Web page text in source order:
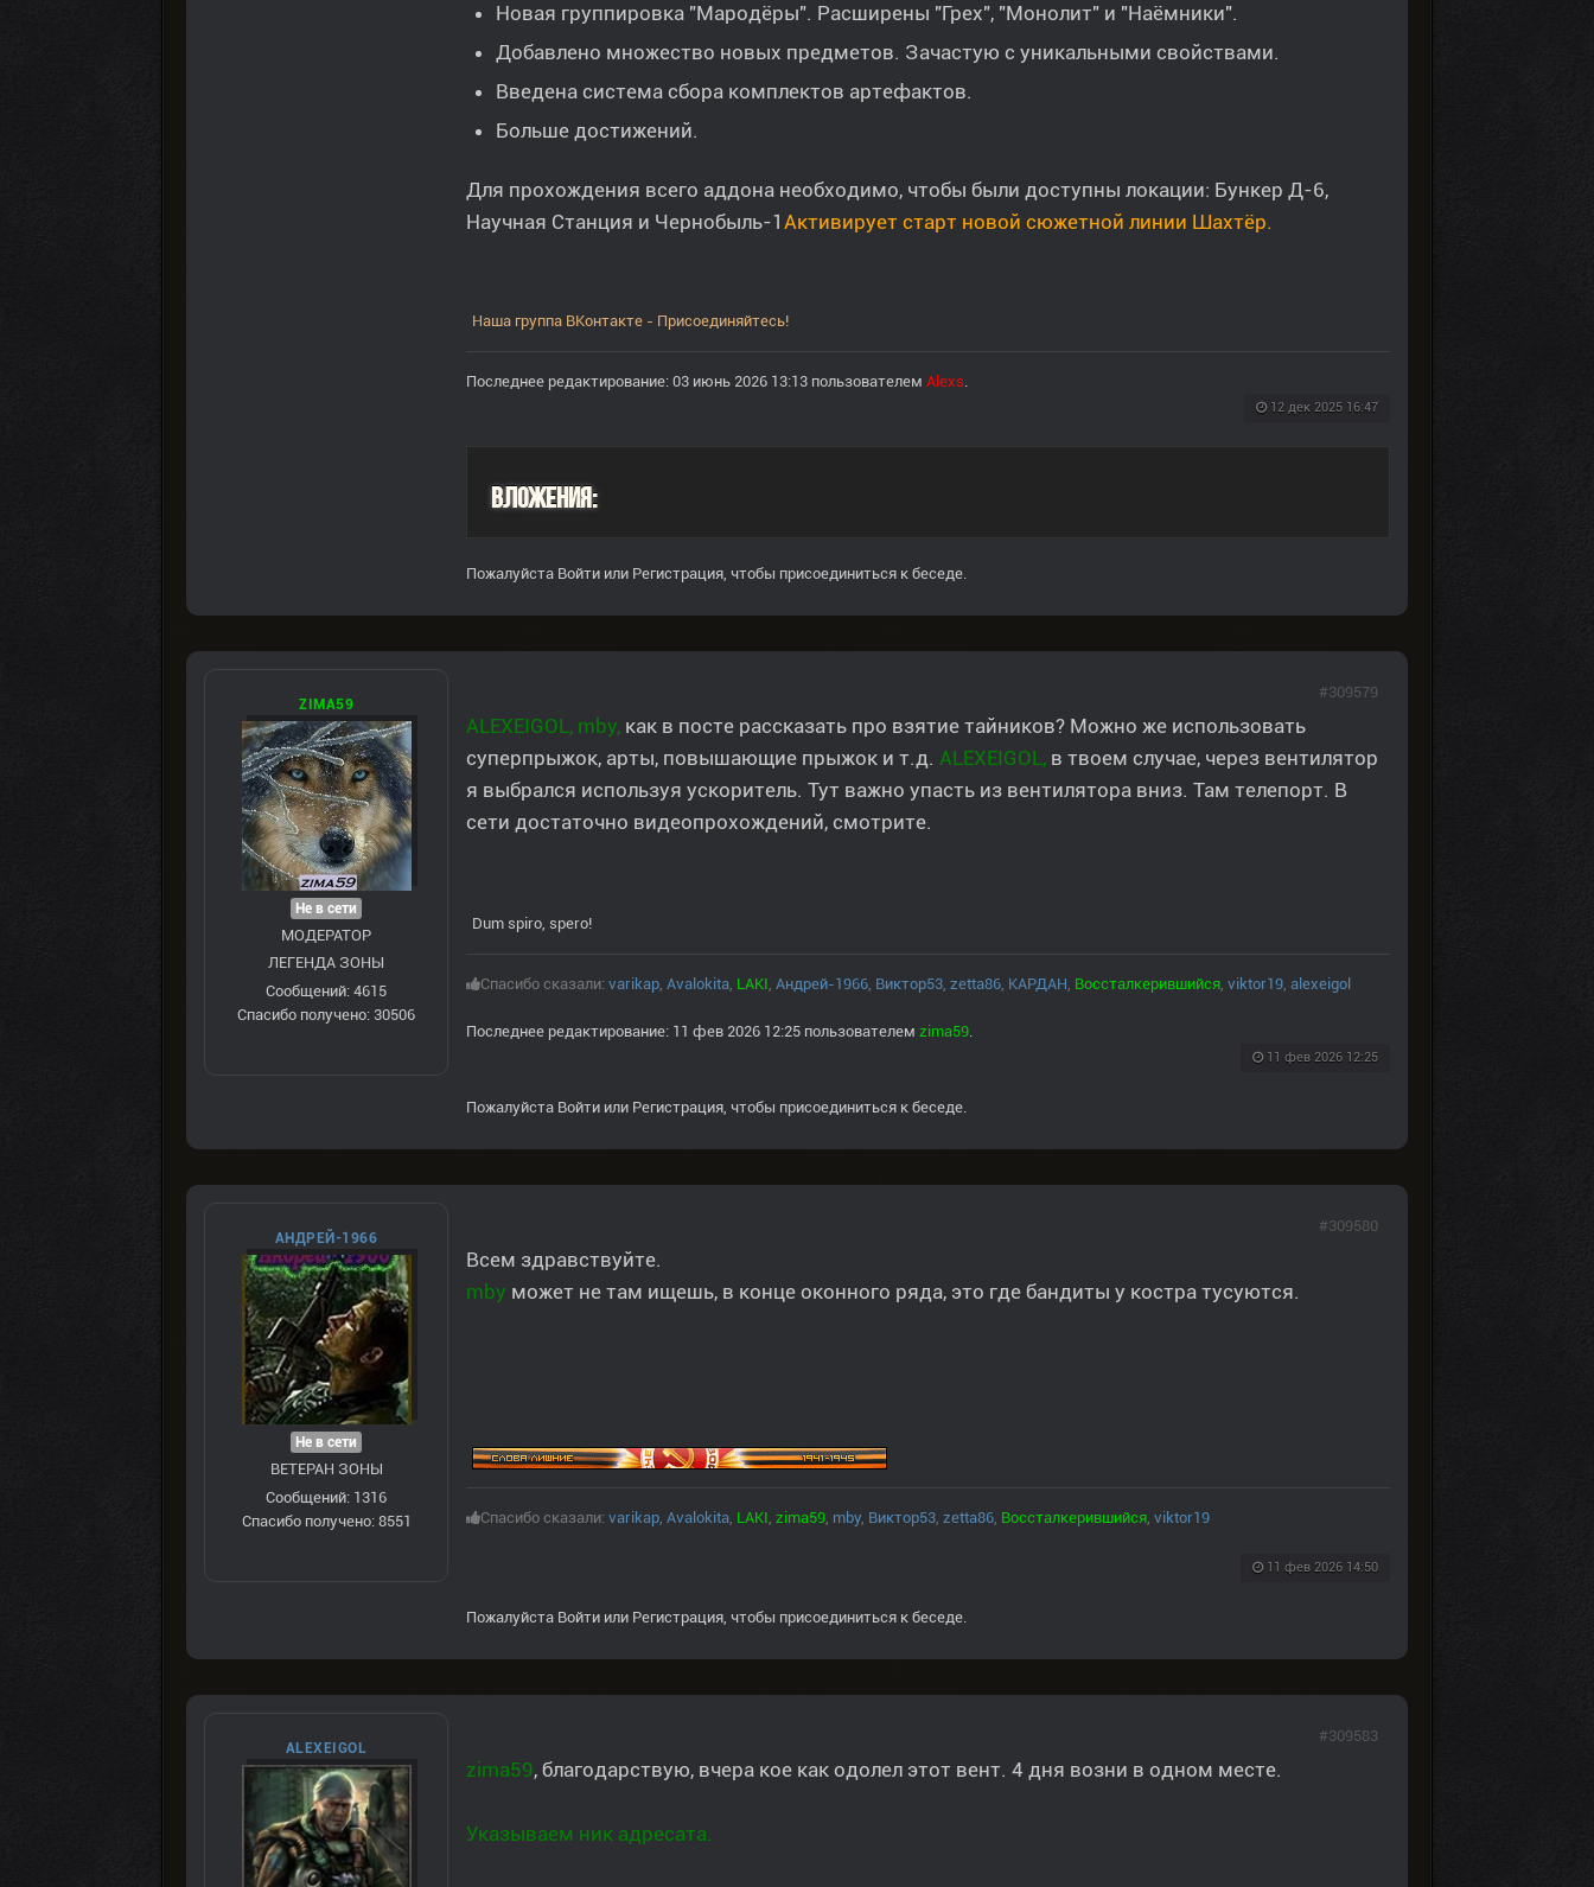
Новая группировка "Мародёры". Расширены "Грех", "Монолит" и "Наёмники".
Добавлено множество новых предметов. Зачастую с уникальными свойствами.
Введена система сбора комплектов артефактов.
Больше достижений.
Для прохождения всего аддона необходимо, чтобы были доступны локации: Бункер Д-6,
Научная Станция и Чернобыль-1 Активирует старт новой сюжетной линии Шахтёр.
Наша группа ВКонтакте - Присоединяйтесь!
Последнее редактирование: 03 июнь 2026 13:13 пользователем Alexs.
12 дек 2025 16:47
Вложения:
Пожалуйста Войти или Регистрация, чтобы присоединиться к беседе.
ZIMA59
Не в сети
МОДЕРАТОР
ЛЕГЕНДА ЗОНЫ
Сообщений: 4615
Спасибо получено: 30506
ALEXEIGOL, mby, как в посте рассказать про взятие тайников? Можно же использовать
суперпрыжок, арты, повышающие прыжок и т.д. ALEXEIGOL, в твоем случае, через вентилятор
я выбрался используя ускоритель. Тут важно упасть из вентилятора вниз. Там телепорт. В
сети достаточно видеопрохождений, смотрите.
Dum spiro, spero!
Спасибо сказали: varikap, Avalokita, LAKI, Андрей-1966, Виктор53, zetta86, КАРДАН, Воссталкерившийся, viktor19, alexeigol
Последнее редактирование: 11 фев 2026 12:25 пользователем zima59.
11 фев 2026 12:25
#309579
Пожалуйста Войти или Регистрация, чтобы присоединиться к беседе.
АНДРЕЙ-1966
Не в сети
ВЕТЕРАН ЗOНЫ
Сообщений: 1316
Спасибо получено: 8551
Всем здравствуйте.
mby может не там ищешь, в конце оконного ряда, это где бандиты у костра тусуются.
Спасибо сказали: varikap, Avalokita, LAKI, zima59, mby, Виктор53, zetta86, Воссталкерившийся, viktor19
11 фев 2026 14:50
#309580
Пожалуйста Войти или Регистрация, чтобы присоединиться к беседе.
ALEXEIGOL
zima59, благодарствую, вчера кое как одолел этот вент. 4 дня возни в одном месте.
Указываем ник адресата.
#309583